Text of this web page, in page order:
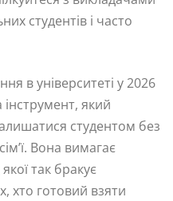
студентів і часто
в університеті у 2026
який
студентом без
Вона вимагає
так бракує
хто готовий взяти